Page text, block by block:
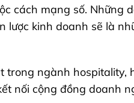
cách mạng số. Những
lược kinh doanh sẽ là
ngành hospitality,
nối cộng đồng doanh